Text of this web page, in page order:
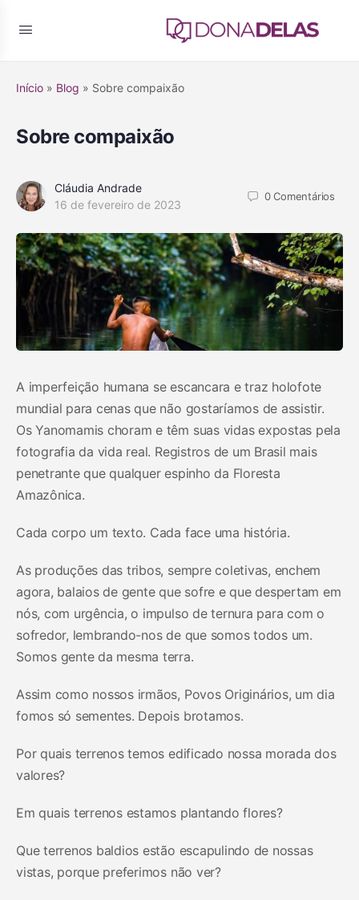
Início » Blog » Sobre compaixão
Sobre compaixão
Cláudia Andrade
16 de fevereiro de 2023
0Comentários
A imperfeição humana se escancara e traz holofote
mundial para cenas que não gostaríamos de assistir.
Os Yanomamis choram e têm suas vidas expostas pela
fotografia da vida real. Registros de um Brasil mais
penetrante que qualquer espinho da Floresta
Amazônica.
Cada corpo um texto. Cada face uma história.
As produções das tribos, sempre coletivas, enchem
agora, balaios de gente que sofre e que despertam em
nós, com urgência, o impulso de ternura para com o
sofredor, lembrando-nos de que somos todos um.
Somos gente da mesma terra.
Assim como nossos irmãos, Povos Originários, um dia
fomos só sementes. Depois brotamos.
Por quais terrenos temos edificado nossa morada dos
valores?
Em quais terrenos estamos plantando flores?
Que terrenos baldios estão escapulindo de nossas
vistas, porque preferimos não ver?